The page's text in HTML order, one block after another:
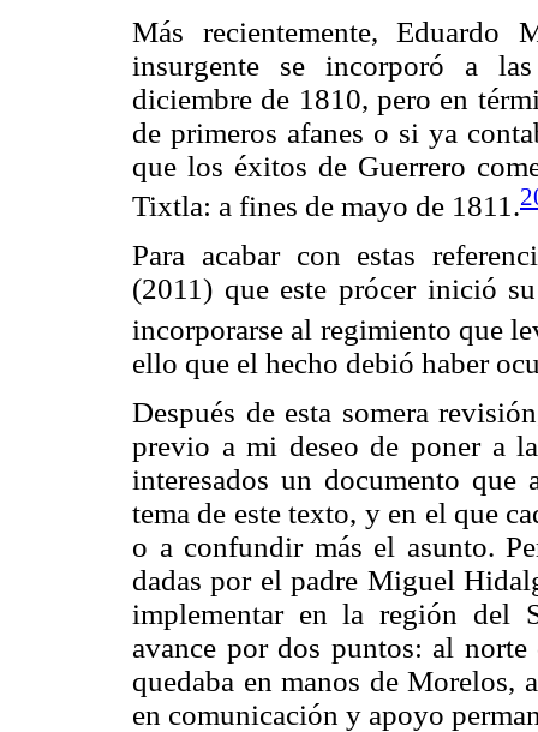
Más recientemente, Eduardo
insurgente se incorporó a
diciembre de 1810, pero en
de primeros afanes o si ya
que los éxitos de Guerrero
Tixtla: a fines de mayo de 1811.
Para acabar con estas
(2011) que este prócer inició
incorporarse al regimiento que
ello que el hecho debió haber
Después de esta somera
previo a mi deseo de poner a
interesados un documento que
tema de este texto, y en el que
o a confundir más el asunto.
dadas por el padre Miguel
implementar en la región del
avance por dos puntos: al
quedaba en manos de Morelos,
en comunicación y apoyo